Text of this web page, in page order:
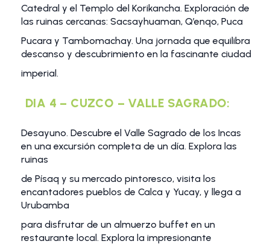
Catedral y el Templo del Korikancha. Exploración de
las ruinas cercanas: Sacsayhuaman, Q’enqo, Puca
Pucara y Tambomachay. Una jornada que equilibra
descanso y descubrimiento en la fascinante ciudad
imperial.
DIA 4 – CUZCO – VALLE SAGRADO:
Desayuno. Descubre el Valle Sagrado de los Incas
en una excursión completa de un día. Explora las
ruinas
de Písaq y su mercado pintoresco, visita los
encantadores pueblos de Calca y Yucay, y llega a
Urubamba
para disfrutar de un almuerzo buffet en un
restaurante local. Explora la impresionante